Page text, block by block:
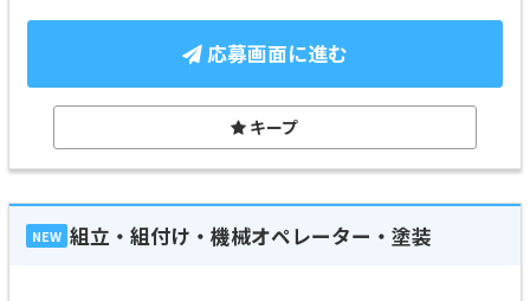
応募画面に進む
キープ
NEW 組立・組付け・機械オペレーター・塗装